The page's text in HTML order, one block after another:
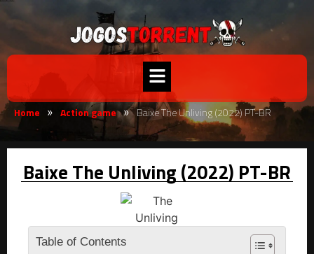
Home » Action game » Baixe The Unliving (2022) PT-BR
Baixe The Unliving (2022) PT-BR
Table of Contents